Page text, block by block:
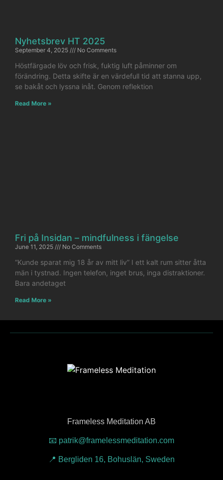
Nyhetsbrev HT 2025
September 4, 2025 No Comments
Höstfärgade löv och frisk, fuktig luft påminner om
förändring. Detta skifte är en värdefull tid att stanna upp,
se bakåt och lyssna inåt. Genom reflektion
Read More »
Fri på Insidan – mindfulness i fängelse
June 11, 2025 No Comments
“Kunde sparat mig 18 år av mitt liv” I ett kalt rum sitter åtta
män i tystnad. Ingen telefon, inget brus, inga distraktioner.
Bara andetaget
Read More »
Frameless Meditation AB
📧 patrik@framelessmeditation.com
📍 Bergliden 16, Bohuslän, Sweden